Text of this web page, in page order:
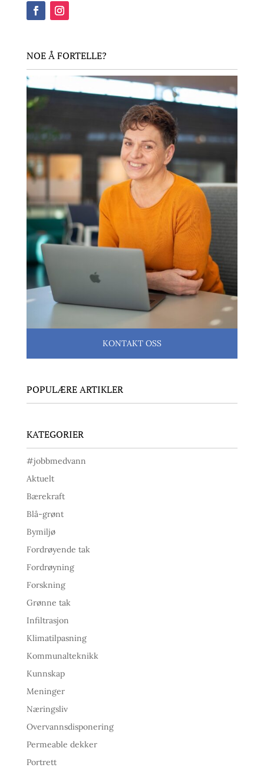
NOE Å FORTELLE?
KONTAKT OSS
POPULÆRE ARTIKLER
KATEGORIER
#jobbmedvann
Aktuelt
Bærekraft
Blå-grønt
Bymiljø
Fordrøyende tak
Fordrøyning
Forskning
Grønne tak
Infiltrasjon
Klimatilpasning
Kommunalteknikk
Kunnskap
Meninger
Næringsliv
Overvannsdisponering
Permeable dekker
Portrett